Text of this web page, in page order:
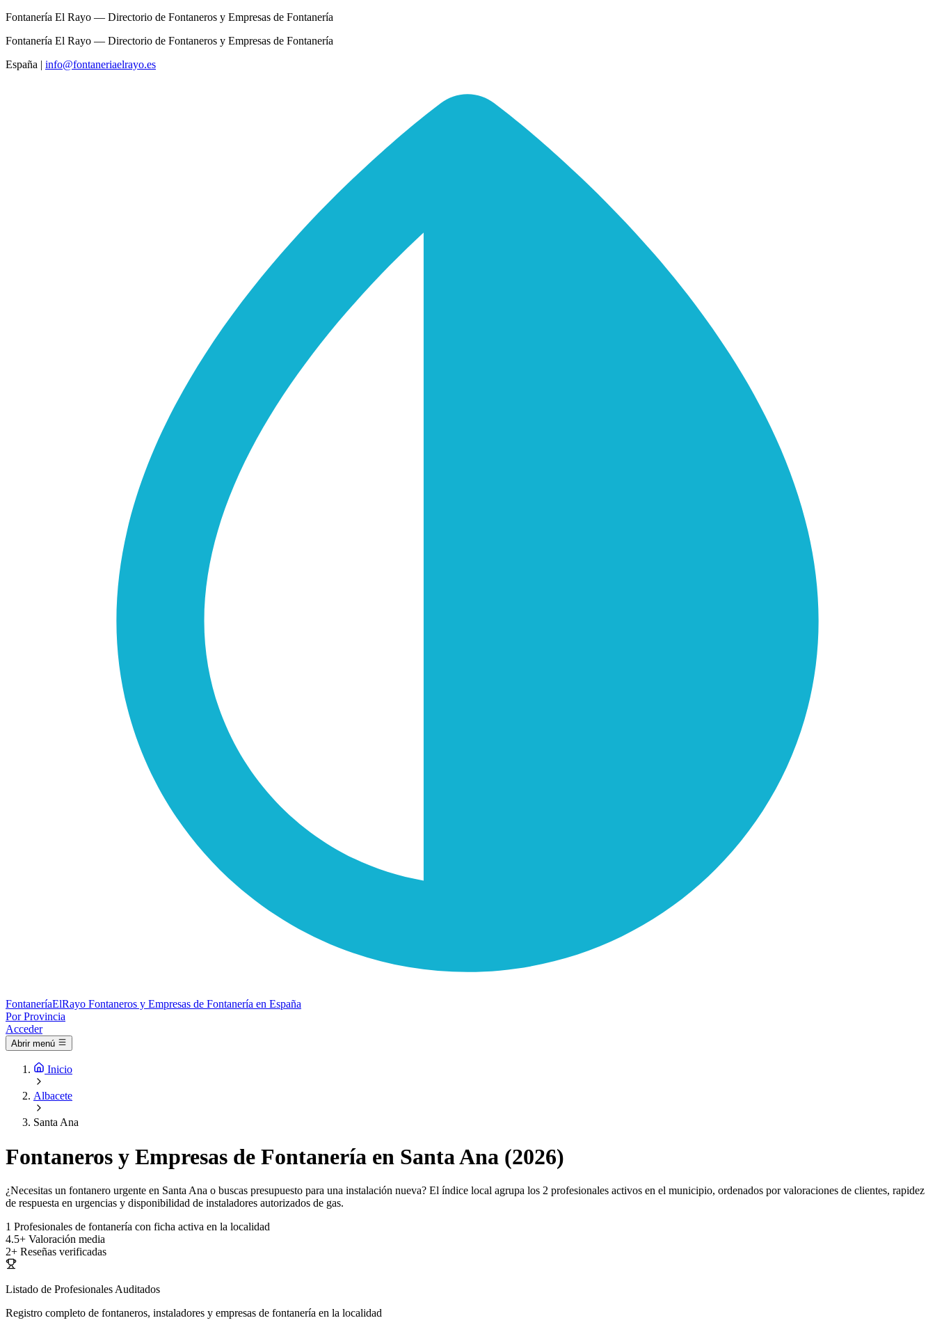
Fontanería El Rayo — Directorio de Fontaneros y Empresas de Fontanería
Fontanería El Rayo — Directorio de Fontaneros y Empresas de Fontanería
España | info@fontaneriaelrayo.es
FontaneríaElRayo Fontaneros y Empresas de Fontanería en España
Por Provincia
Acceder
Abrir menú
Inicio
Albacete
Santa Ana
Fontaneros y Empresas de Fontanería en Santa Ana (2026)
¿Necesitas un fontanero urgente en Santa Ana o buscas presupuesto para una instalación nueva? El índice local agrupa los 2 profesionales activos en el municipio, ordenados por valoraciones de clientes, rapidez
de respuesta en urgencias y disponibilidad de instaladores autorizados de gas.
1 Profesionales de fontanería con ficha activa en la localidad
4.5+ Valoración media
2+ Reseñas verificadas
Listado de Profesionales Auditados
Registro completo de fontaneros, instaladores y empresas de fontanería en la localidad